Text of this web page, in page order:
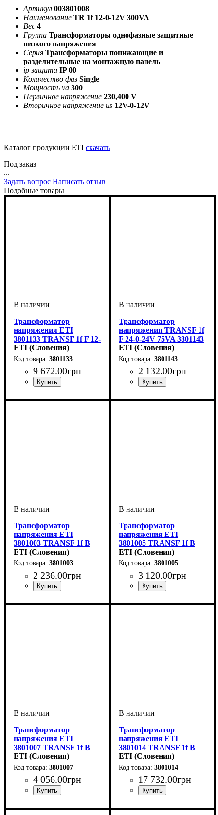
Артикул 003801008
Наименование TR 1f 12-0-12V 300VA
Вес 4
Группа Трансформаторы однофазные защитные
низкого напряжения
Серия Трансформаторы понижающие и
разделительные на монтажную панель
ip защита IP 00
Количество фаз Single
Мощность va 300
Первичное напряжение 230,400 V
Вторичное напряжение us 12V-0-12V
Каталог продукции ETI скачать
Под заказ
...
Задать вопрос Написать отзыв
Подобные товары
Трансформатор
напряжения ETI
3801133 TRANSF 1f F 12-
0-12V 800VA
ETI (Словения)
3801133
9 672.00грн
Трансформатор
напряжения TRANSF 1f
F 24-0-24V 75VA 3801143
ETI (Словения)
3801143
2 132.00грн
Трансформатор
напряжения ETI
3801003 TRANSF 1f B
12-0-12V 75VA
ETI (Словения)
3801003
2 236.00грн
Трансформатор
напряжения ETI
3801005 TRANSF 1f B
12-0-12V 150VA
ETI (Словения)
3801005
3 120.00грн
Трансформатор
напряжения ETI
3801007 TRANSF 1f B
12-0-12V 250VA
ETI (Словения)
3801007
4 056.00грн
Трансформатор
напряжения ETI
3801014 TRANSF 1f B
12-0-12V 1600VA
ETI (Словения)
3801014
17 732.00грн